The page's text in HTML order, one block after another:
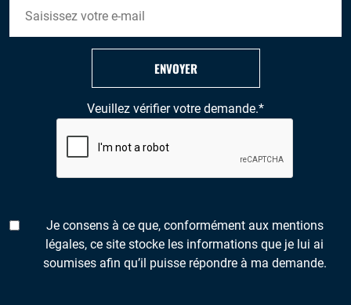
Veuillez vérifier votre demande.*
Je consens à ce que, conformément aux mentions
légales, ce site stocke les informations que je lui ai
soumises afin qu’il puisse répondre à ma demande.
ENVOYER